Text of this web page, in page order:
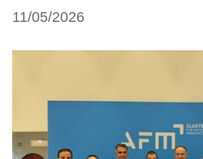
11/05/2026